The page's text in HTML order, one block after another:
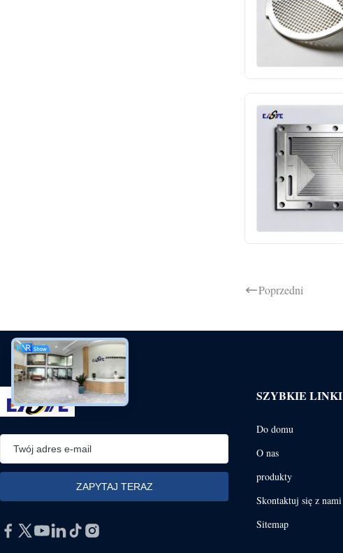
Poprzedni
SZYBKIE LINKI
Do domu
O nas
produkty
Skontaktuj się z nami
Sitemap